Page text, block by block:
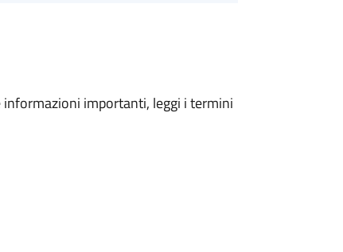
importanti, leggi i termini